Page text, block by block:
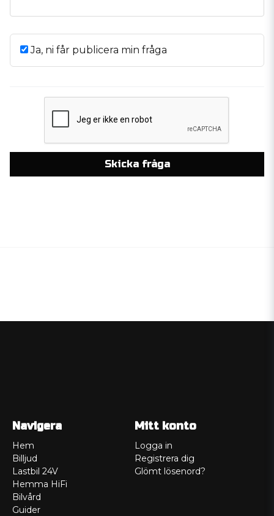
Ja, ni får publicera min fråga
Skicka fråga
Navigera
Hem
Billjud
Lastbil 24V
Hemma HiFi
Bilvård
Guider
Mitt konto
Logga in
Registrera dig
Glömt lösenord?